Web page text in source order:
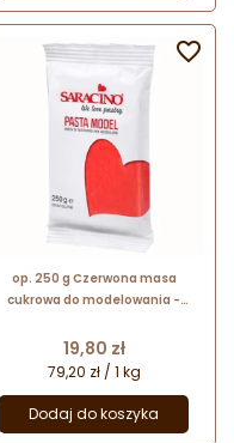
op. 250 g Czerwona masa
cukrowa do modelowania -
mocna i elastyczna
Cena
19,80 zł
79,20 zł / 1 kg
Dodaj do koszyka
